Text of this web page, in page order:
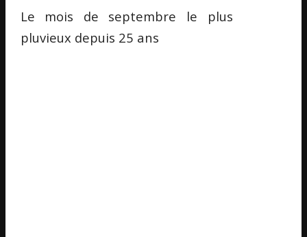
Le mois de septembre le plus
pluvieux depuis 25 ans